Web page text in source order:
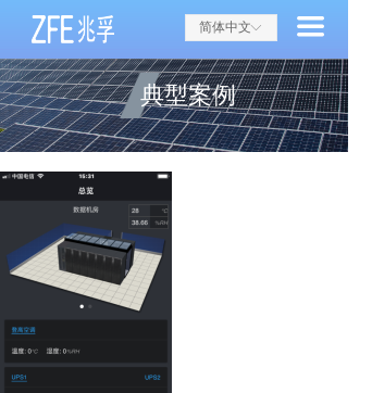
끀
首页
关于兆孚
兆孚动态
产品与服务
研究与开发
典型案例
联系方式
ꀅ
简体中文
典型案例